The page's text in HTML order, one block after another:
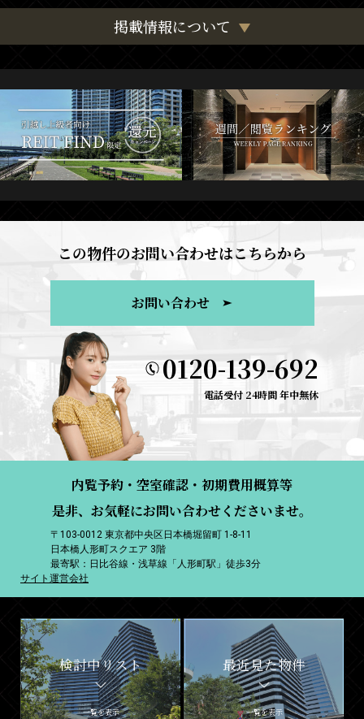
掲載情報について
この物件のお問い合わせはこちらから
お問い合わせ
0120-139-692
電話受付 24時間 年中無休
内覧予約・空室確認・初期費用概算等
是非、お気軽にお問い合わせくださいませ。
〒103-0012 東京都中央区日本橋堀留町 1-8-11
日本橋人形町スクエア 3階
最寄駅：日比谷線・浅草線「人形町駅」徒歩3分
サイト運営会社
検討中リスト
一覧を表示
最近見た物件
一覧を表示